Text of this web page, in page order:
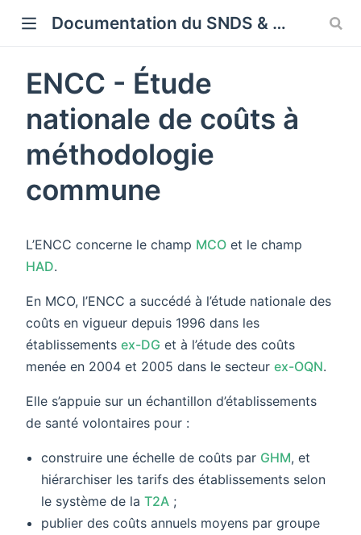
Documentation du SNDS & SNDS OMOP
ENCC - Étude
nationale de coûts à
méthodologie
commune
L’ENCC concerne le champ MCO et le champ
HAD.
En MCO, l’ENCC a succédé à l’étude nationale des
coûts en vigueur depuis 1996 dans les
établissements ex-DG et à l’étude des coûts
menée en 2004 et 2005 dans le secteur ex-OQN.
Elle s’appuie sur un échantillon d’établissements
de santé volontaires pour :
construire une échelle de coûts par GHM, et
hiérarchiser les tarifs des établissements selon
le système de laT2A ;
publier des coûts annuels moyens par groupe